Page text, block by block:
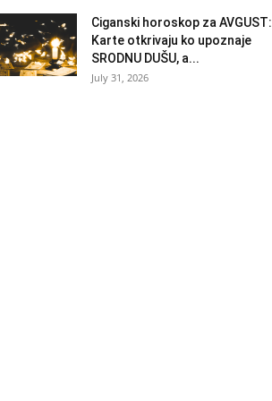
Ciganski horoskop za AVGUST:
Karte otkrivaju ko upoznaje
SRODNU DUŠU, a...
July 31, 2026